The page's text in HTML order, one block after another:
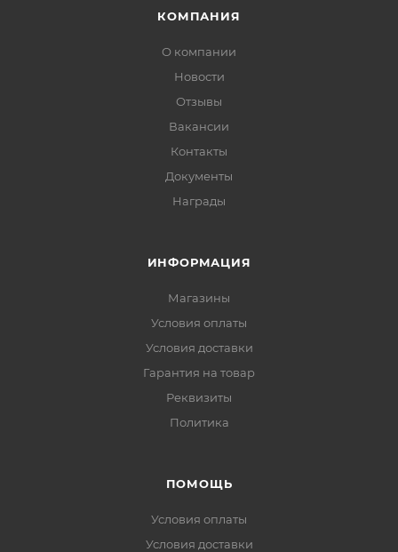
КОМПАНИЯ
О компании
Новости
Отзывы
Вакансии
Контакты
Документы
Награды
ИНФОРМАЦИЯ
Магазины
Условия оплаты
Условия доставки
Гарантия на товар
Реквизиты
Политика
ПОМОЩЬ
Условия оплаты
Условия доставки